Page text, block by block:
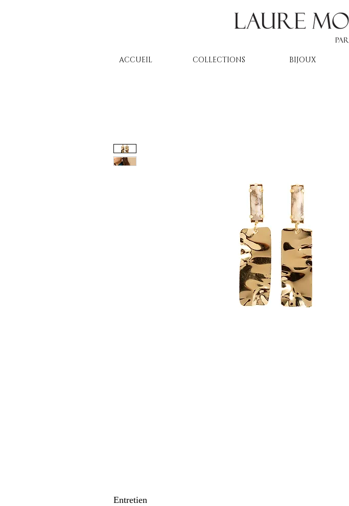
ACCUEIL COLLECTIONS BIJOUX
Entretien